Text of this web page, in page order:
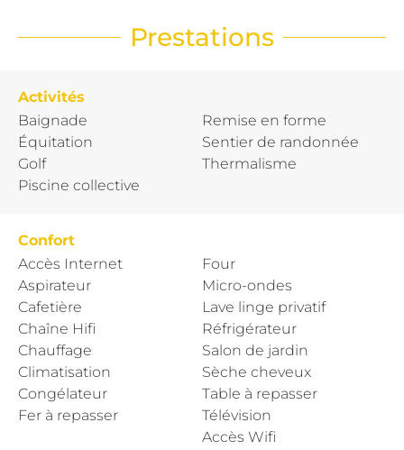
Prestations
Activités
Baignade
Équitation
Golf
Piscine collective
Remise en forme
Sentier de randonnée
Thermalisme
Confort
Accès Internet
Aspirateur
Cafetière
Chaîne Hifi
Chauffage
Climatisation
Congélateur
Fer à repasser
Four
Micro-ondes
Lave linge privatif
Réfrigérateur
Salon de jardin
Sèche cheveux
Table à repasser
Télévision
Accès Wifi